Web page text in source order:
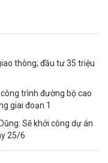
thông; đầu tư 35 triệu
trình đường bộ cao
giai đoạn 1
Sẽ khởi công dự án
25/6